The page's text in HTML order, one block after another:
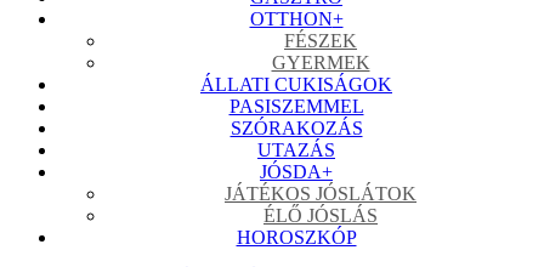
OTTHON+
FÉSZEK
GYERMEK
ÁLLATI CUKISÁGOK
PASISZEMMEL
SZÓRAKOZÁS
UTAZÁS
JÓSDA+
JÁTÉKOS JÓSLÁTOK
ÉLŐ JÓSLÁS
HOROSZKÓP